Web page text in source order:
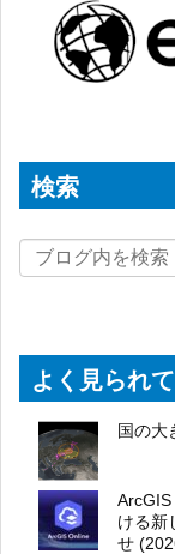
検索
よく見られ
国の大
ける新
せ